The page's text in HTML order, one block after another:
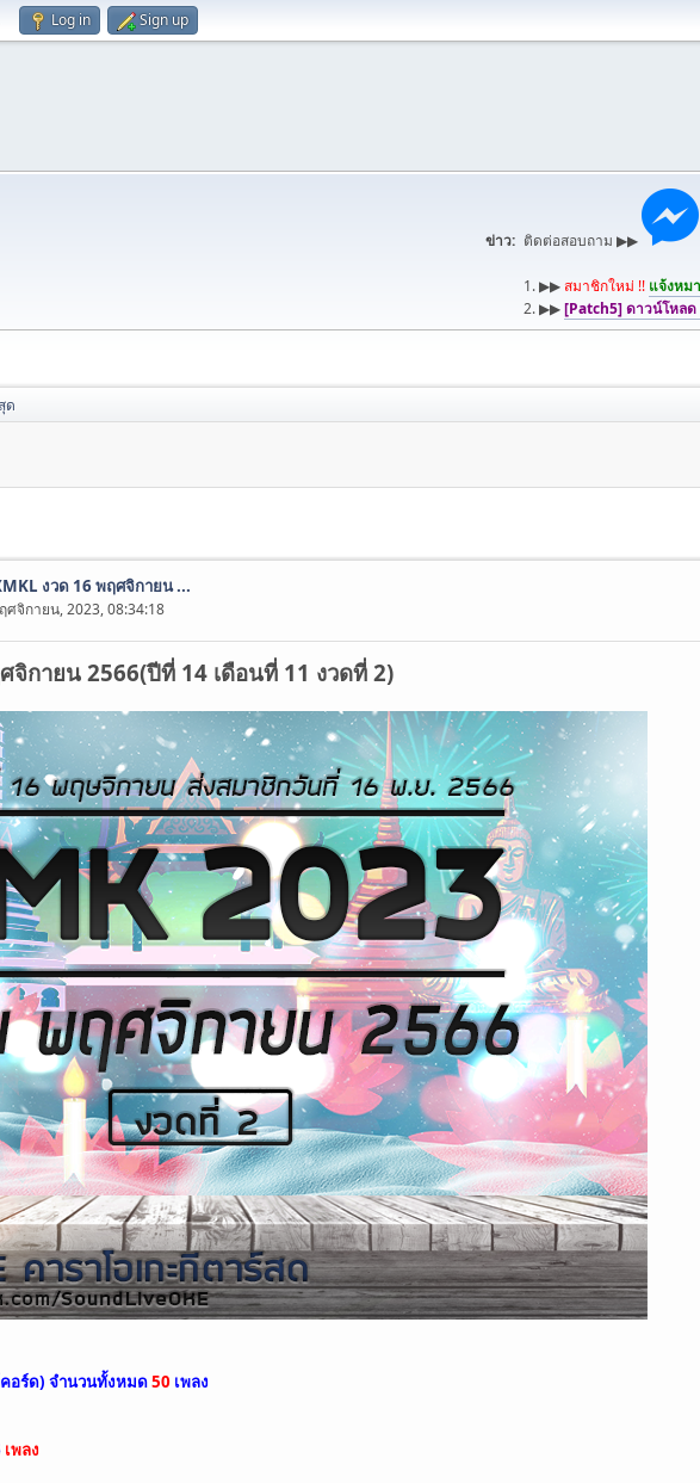
Log in Sign up
ข่าว: ติดต่อสอบถาม ▶▶
1. ▶▶สมาชิกใหม่ !! แจ้งหม
2. ▶▶[Patch5] ดาวน์โหลด
ด
งวด 16 พฤศจิกายน ...
ศจิกายน, 2023, 08:34:18
จิกายน 2566(ปีที่ 14 เดือนที่ 11 งวดที่ 2)
อร์ด) จำนวนทั้งหมด50 เพลง
เพลง